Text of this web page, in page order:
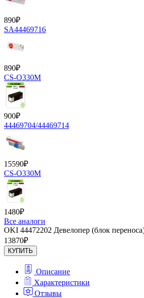
890₽
SA44469716
890₽
CS-O330M
900₽
44469704/44469714
15590₽
CS-O330M
1480₽
Все аналоги
OKI 44472202 Девелопер (блок
13870₽
КУПИТЬ
Описание
Характеристики
Отзывы